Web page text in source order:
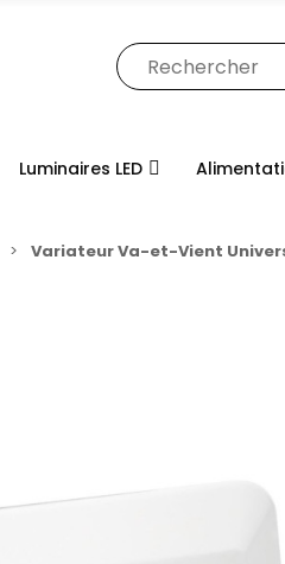
Luminaires LED
Variateur Va-et-Vient